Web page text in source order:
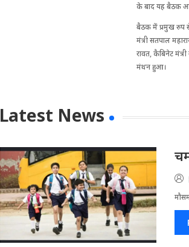
के बाद यह बैठक
बैठक में प्रमुख रुप से
मंत्री सतपाल
रावत, कैबिनेट
मंथन हुआ।
Latest News